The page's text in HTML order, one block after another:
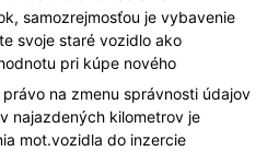
samozrejmosťou je vybavenie
svoje staré vozidlo ako
pri kúpe nového
na zmenu správnosti údajov
najazdených kilometrov je
mot.vozidla do inzercie